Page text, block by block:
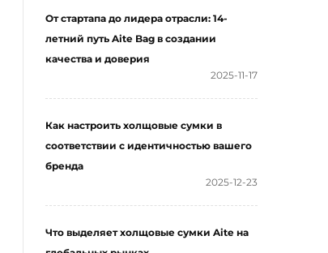
От стартапа до лидера отрасли: 14-
летний путь Aite Bag в создании
качества и доверия
2025-11-17
Как настроить холщовые сумки в
соответствии с идентичностью вашего
бренда
2025-12-23
Что выделяет холщовые сумки Aite на